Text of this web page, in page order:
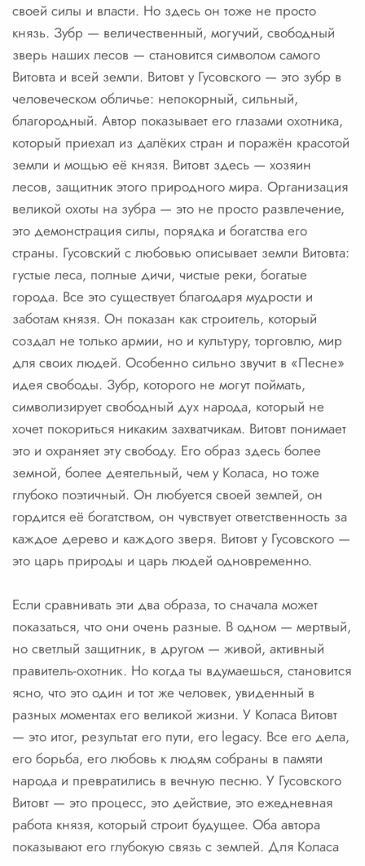
своей силы и власти. Но здесь он тоже не просто
князь. Зубр — величественный, могучий, свободный
зверь наших лесов — становится символом самого
Витовта и всей земли. Витовт у Гусовского — это зубр в
человеческом обличье: непокорный, сильный,
благородный. Автор показывает его глазами охотника,
который приехал из далёких стран и поражён красотой
земли и мощью её князя. Витовт здесь — хозяин
лесов, защитник этого природного мира. Организация
великой охоты на зубра — это не просто развлечение,
это демонстрация силы, порядка и богатства его
страны. Гусовский с любовью описывает земли Витовта:
густые леса, полные дичи, чистые реки, богатые
города. Все это существует благодаря мудрости и
заботам князя. Он показан как строитель, который
создал не только армии, но и культуру, торговлю, мир
для своих людей. Особенно сильно звучит в «Песне»
идея свободы. Зубр, которого не могут поймать,
символизирует свободный дух народа, который не
хочет покориться никаким захватчикам. Витовт понимает
это и охраняет эту свободу. Его образ здесь более
земной, более деятельный, чем у Коласа, но тоже
глубоко поэтичный. Он любуется своей землей, он
гордится её богатством, он чувствует ответственность за
каждое дерево и каждого зверя. Витовт у Гусовского —
это царь природы и царь людей одновременно.
Если сравнивать эти два образа, то сначала может
показаться, что они очень разные. В одном — мертвый,
но светлый защитник, в другом — живой, активный
правитель-охотник. Но когда ты вдумаешься, становится
ясно, что это один и тот же человек, увиденный в
разных моментах его великой жизни. У Коласа Витовт
— это итог, результат его пути, его legacy. Все его дела,
его борьба, его любовь к людям собраны в памяти
народа и превратились в вечную песню. У Гусовского
Витовт — это процесс, это действие, это ежедневная
работа князя, который строит будущее. Оба автора
показывают его глубокую связь с землей. Для Коласа